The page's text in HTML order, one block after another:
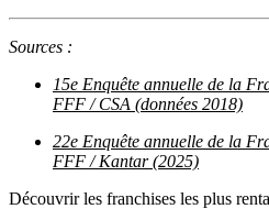
Sources :
15e Enquête annuelle de la
FFF / CSA (données 2018)
22e Enquête annuelle de la
FFF / Kantar (2025)
Découvrir les franchises les plus